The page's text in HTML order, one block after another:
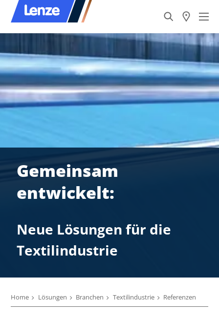
Gemeinsam
entwickelt:
Neue Lösungen für die
Textilindustrie
Home Lösungen Branchen Textilindustrie Referenzen